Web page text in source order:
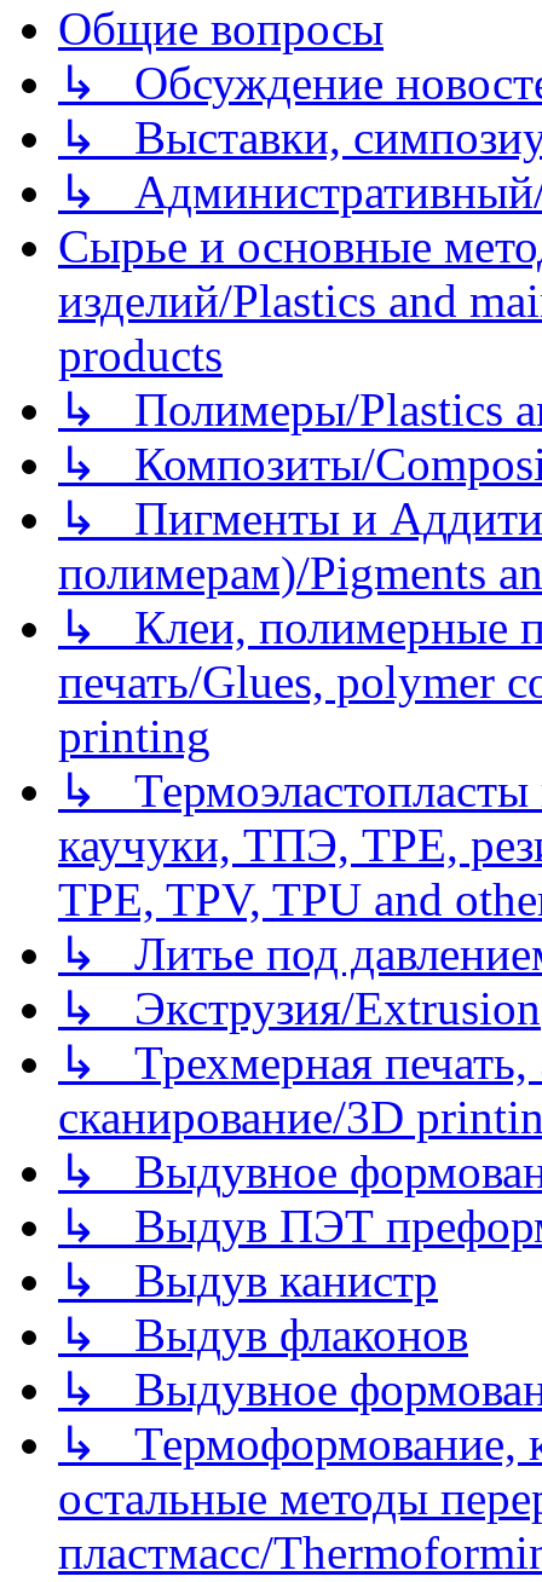
Общие вопросы
↳ Обсуждение
↳ Выставки,
↳
Сырье и основные
изделий/Plastics and
products
↳ Полимеры/Plastics
↳ Композиты/
↳ Пигменты и
полимерам)/Pigments
↳ Клеи, полимерные
печать/Glues, polymer
printing
↳
каучуки, ТПЭ, TPE,
TPE, TPV, TPU and
↳ Литье под
↳ Экструзия/Extrusion
↳ Трехмерная
сканирование/3D
↳ Выдувное
↳ Выдув ПЭТ
↳ Выдув канистр
↳ Выдув флаконов
↳ Выдувное
↳ Термоформование,
остальные методы
пластмасс/